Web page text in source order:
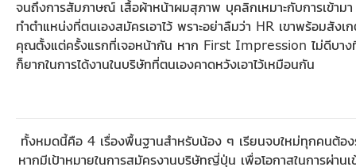
จนถึงการสัมภาษณ์ เสื้อผ้าหน้าผมสุภาพ บุคลิกเหมาะกับการเข้ามา
ทำตำแหน่งที่ตนเองสมัครเอาไว้ พราะอย่าลืมว่า HR เขาพร้อมสังเ
คุณตั้งแต่ครั้งแรกที่เจอหน้ากัน หาก First Impression ไม่ดีบาง
ก็ยากในการได้งานในบริษัทที่ตนเองคาดหวังเอาไว้เหมือนกัน
ทั้งหมดนี้คือ 4 เรื่องพื้นฐานสำหรับน้อง ๆ เรียนจบใหม่ทุกคนต้อง
หากมีเป้าหมายในการสมัครงานบริษัทญี่ปุ่น เพื่อโอกาสในการผ่านเ